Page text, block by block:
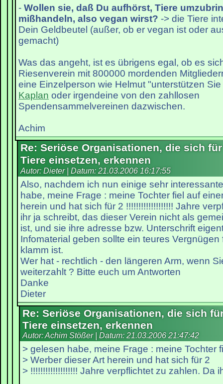
- Wollen sie, daß Du aufhörst, Tiere
mißhandeln, also vegan wirst? -> die Tiere
Dein Geldbeutel (außer, ob er vegan ist oder
gemacht)
Was das angeht, ist es übrigens egal, ob es
Riesenverein mit 800000 mordenden
eine Einzelperson wie Helmut "unterstützen
Kaplan oder irgendeine von den zahllosen
Spendensammelvereinen dazwischen.
Achim
Re: Seriöse Organisationen, die sich für
Tiere einsetzen, erkennen
Autor: Dieter | Datum: 21.03.2006 16:17:55
Also, nachdem ich nun einige sehr
habe, meine Frage : meine Tochter fiel auf
herein und hat sich für 2 !!!!!!!!!!!!!!!!!!! Jahre
ihr ja schreibt, das dieser Verein nicht als
ist, und sie ihre adresse bzw. Unterschrift
Infomaterial geben sollte ein teures Vergnügen
klamm ist.
Wer hat - rechtlich - den längeren Arm, wenn
weiterzahlt ? Bitte euch um Antworten
Danke
Dieter
Re: Seriöse Organisationen, die sich
Tiere einsetzen, erkennen
Autor: Achim Stößer | Datum: 21.03.2006 21:47:42
> gelesen habe, meine Frage : meine Tochter
> Werber dieser Art herein und hat sich für 2
> !!!!!!!!!!!!!!!!!!! Jahre verpflichtet zu zahlen. Da